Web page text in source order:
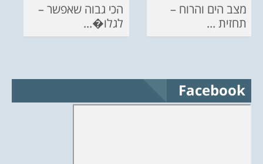
מצב הים והרוח –
תחזית ...
הכי גבוה שאפשר –
לגלו�...
Facebook